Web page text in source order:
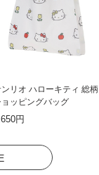
リオ ハローキティ 総柄
ョッピングバッグ
円